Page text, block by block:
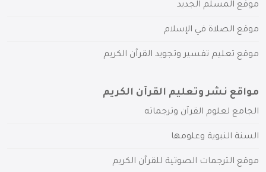
موقع المسلم الجديد
موقع الصلاة في الإسلام
موقع تعليم تفسير وتجويد القرآن الكريم
مواقع نشر وتعليم القرآن الكريم
الجامع لعلوم القرآن وترجماته
السنة النبوية وعلومها
موقع الترجمات الصوتية للقرآن الكريم